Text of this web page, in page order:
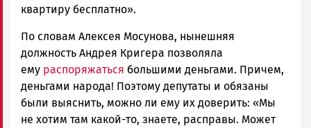
квартиру бесплатно».
По словам Алексея Мосунова, нынешняя
должность Андрея Кригера позволяла
ему распоряжаться большими деньгами. Причем,
деньгами народа! Поэтому депутаты и обязаны
были выяснить, можно ли ему их доверить: «Мы
не хотим там какой-то, знаете, расправы. Может